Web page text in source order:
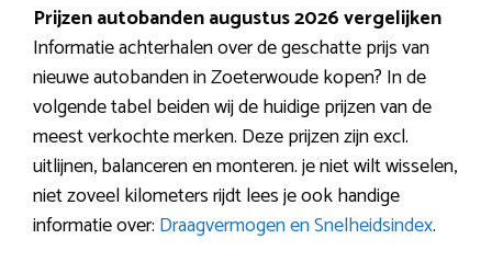
Prijzen autobanden augustus 2026 vergelijken
Informatie achterhalen over de geschatte prijs van
nieuwe autobanden in Zoeterwoude kopen? In de
volgende tabel beiden wij de huidige prijzen van de
meest verkochte merken. Deze prijzen zijn excl.
uitlijnen, balanceren en monteren. je niet wilt wisselen,
niet zoveel kilometers rijdt lees je ook handige
informatie over: Draagvermogen en Snelheidsindex.